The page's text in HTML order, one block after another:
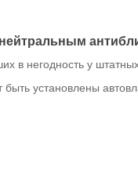
нейтральным
негодность у штатных
установлены